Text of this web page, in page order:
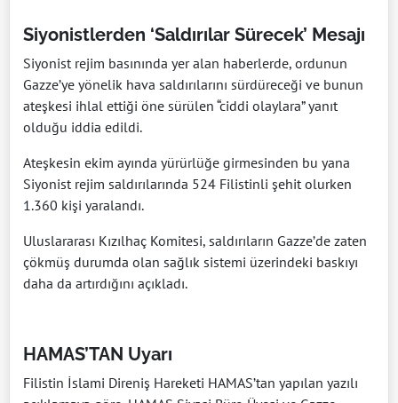
Siyonistlerden ‘Saldırılar Sürecek’ Mesajı
Siyonist rejim basınında yer alan haberlerde, ordunun
Gazze’ye yönelik hava saldırılarını sürdüreceği ve bunun
ateşkesi ihlal ettiği öne sürülen “ciddi olaylara” yanıt
olduğu iddia edildi.
Ateşkesin ekim ayında yürürlüğe girmesinden bu yana
Siyonist rejim saldırılarında 524 Filistinli şehit olurken
1.360 kişi yaralandı.
Uluslararası Kızılhaç Komitesi, saldırıların Gazze’de zaten
çökmüş durumda olan sağlık sistemi üzerindeki baskıyı
daha da artırdığını açıkladı.
HAMAS’TAN Uyarı
Filistin İslami Direniş Hareketi HAMAS’tan yapılan yazılı